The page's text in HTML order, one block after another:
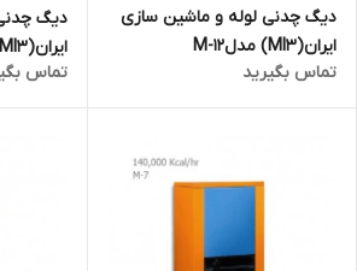
دیگ چدنی لوله و ماشین سازی
ایران(MI3) مدلM-12
تماس بگیرید
دیگ
ایران(MI3) مدلM-14
تماس